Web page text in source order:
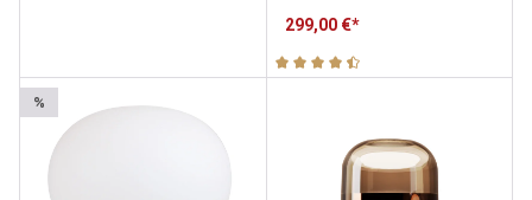
299,00 €*
Durchschnittliche Bewertung
%